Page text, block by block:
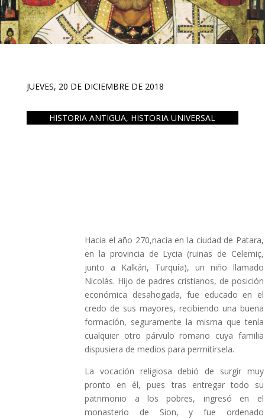
JUEVES, 20 DE DICIEMBRE DE 2018
HISTORIA ANTIGUA, HISTORIA UNIVERSAL
Hacia el año 270,nacía en la ciudad de Patara,
en la provincia de Lycia (ruinas de Celemiç,
junto a Kalkán, Turquía), un niño llamado
Nicolás. Hijo de padres cristianos, de posición
económica desahogada, fue educado en el
credo de sus mayores, recibiendo una buena
formación, seguramente la misma que tenía
cualquier otro párvulo romano cuya familia
dispusiera de medios para permitírsela.
La vocación religiosa debió de surgir muy
pronto en él, pues tras entregar todo su
patrimonio a los pobres, ingresó en el
monasterio de Sion, y fue ordenado